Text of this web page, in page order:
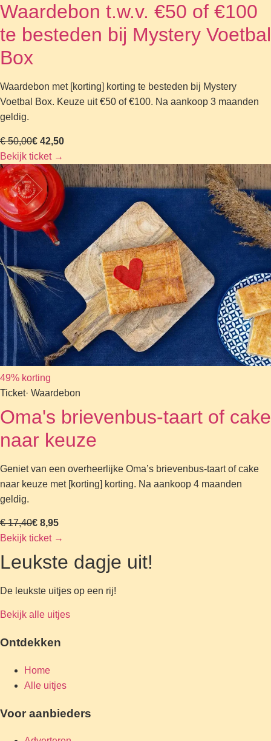
Waardebon t.w.v. €50 of €100
te besteden bij Mystery Voetbal
Box
Waardebon met [korting] korting te besteden bij Mystery
Voetbal Box. Keuze uit €50 of €100. Na aankoop 3 maanden
geldig.
€ 50,00€ 42,50
Bekijk ticket →
49% korting
Ticket· Waardebon
Oma's brievenbus-taart of cake
naar keuze
Geniet van een overheerlijke Oma’s brievenbus-taart of cake
naar keuze met [korting] korting. Na aankoop 4 maanden
geldig.
€ 17,40€ 8,95
Bekijk ticket →
Leukste dagje uit!
De leukste uitjes op een rij!
Bekijk alle uitjes
Ontdekken
Home
Alle uitjes
Voor aanbieders